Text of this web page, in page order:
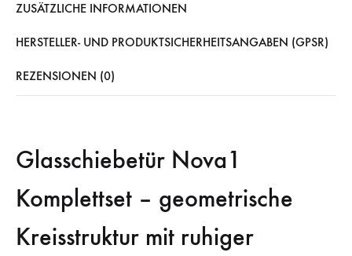
ZUSÄTZLICHE INFORMATIONEN
HERSTELLER- UND PRODUKTSICHERHEITSANGABEN (GPSR)
REZENSIONEN (0)
Glasschiebetür Nova1
Komplettset – geometrische
Kreisstruktur mit ruhiger